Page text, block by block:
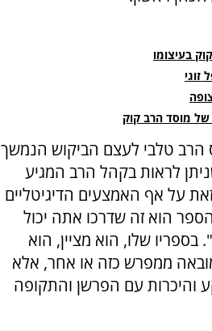
בעיצומו
של מוסד הרב קוק
הרב טלבי לעצם הביקוש הנמשך
לראות בקהל הרב המגיע
על אף האמצעים הדיגיטליים
הוא זה שדרכו אתה יכול
בספריו שלו, הוא מציין, הוא
ממפרש כזה או אחר, אלא
והיכרות עם הפרשן והתקופה